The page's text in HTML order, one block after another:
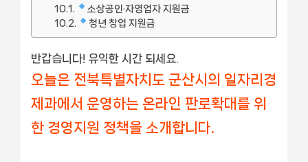
소상공인·자영업자 지원금
청년 창업 지원금
반갑습니다! 유익한 시간 되세요.
오늘은 전북특별자치도 군산시의 일자리경
제과에서 운영하는 온라인 판로확대를 위
한 경영지원 정책을 소개합니다.